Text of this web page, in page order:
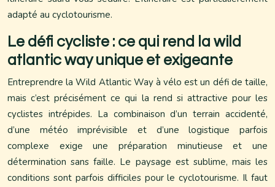
adapté au cyclotourisme.
Le défi cycliste : ce qui rend la wild
atlantic way unique et exigeante
Entreprendre la Wild Atlantic Way à vélo est un défi de taille,
mais c’est précisément ce qui la rend si attractive pour les
cyclistes intrépides. La combinaison d’un terrain accidenté,
d’une météo imprévisible et d’une logistique parfois
complexe exige une préparation minutieuse et une
détermination sans faille. Le paysage est sublime, mais les
conditions sont parfois difficiles pour le cyclotourisme. Il faut